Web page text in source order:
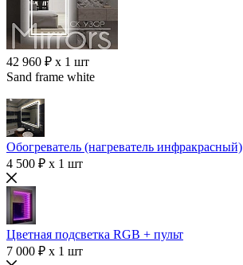
42 960 ₽ x 1 шт
Sand frame white
Обогреватель (нагреватель инфракрасный)
4 500 ₽ x 1 шт
Цветная подсветка RGB + пульт
7 000 ₽ x 1 шт